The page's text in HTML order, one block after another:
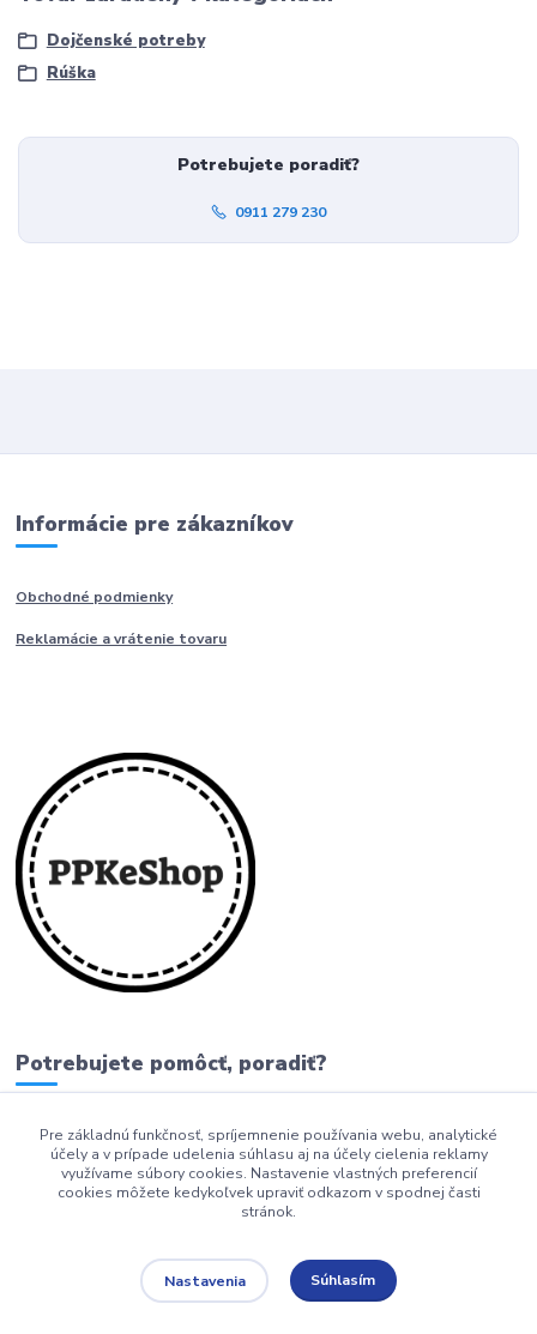
Dojčenské potreby
Rúška
Potrebujete poradiť?
0911 279 230
Informácie pre zákazníkov
Obchodné podmienky
Reklamácie a vrátenie tovaru
Potrebujete pomôcť, poradiť?
0911 279 230
info@ppkeshop.sk
Pre základnú funkčnosť, spríjemnenie používania webu, analytické
účely a v prípade udelenia súhlasu aj na účely cielenia reklamy
využívame súbory cookies. Nastavenie vlastných preferencií
cookies môžete kedykoľvek upraviť odkazom v spodnej časti
stránok.
Nastavenia Súhlasím